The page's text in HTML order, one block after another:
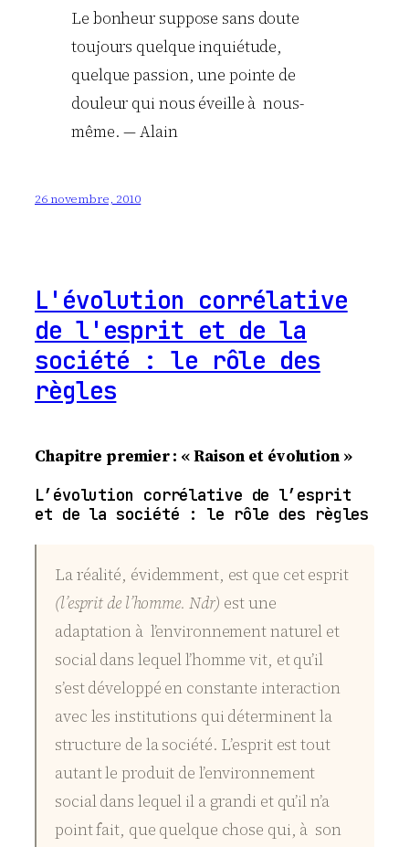
Le bonheur suppose sans doute
toujours quelque inquiétude,
quelque passion, une pointe de
douleur qui nous éveille à nous-
même. — Alain
26 novembre, 2010
L'évolution corrélative
de l'esprit et de la
société : le rôle des
règles
Chapitre premier : « Raison et évolution »
L’évolution corrélative de l’esprit
et de la société : le rôle des règles
La réalité, évidemment, est que cet esprit
(l’esprit de l’homme. Ndr) est une
adaptation à l’environnement naturel et
social dans lequel l’homme vit, et qu’il
s’est développé en constante interaction
avec les institutions qui déterminent la
structure de la société. L’esprit est tout
autant le produit de l’environnement
social dans lequel il a grandi et qu’il n’a
point fait, que quelque chose qui, à son